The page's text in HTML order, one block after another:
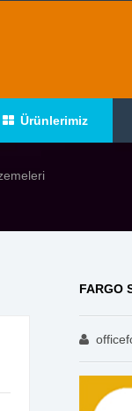
Ürünlerimiz
FARGO